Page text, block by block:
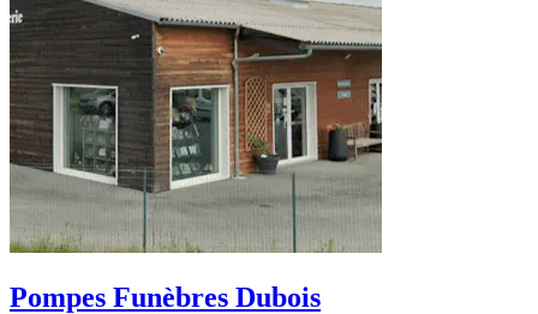
Pompes Funèbres Dubois